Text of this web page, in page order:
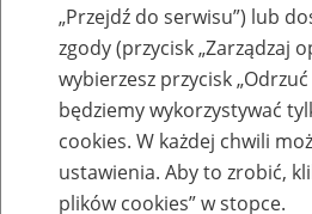
Zaproś ZUS do siebie:
„Przejdź do serwisu”) lub
zgody (przycisk „Zarządzaj
wybierzesz przycisk
będziemy wykorzystywać
cookies. W każdej chwili
ustawienia. Aby to zrobić,
plików cookies” w stopce.